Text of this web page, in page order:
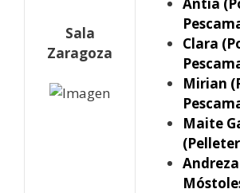
Sala
Zaragoza
Clara
Mirian
Maite
Andreza